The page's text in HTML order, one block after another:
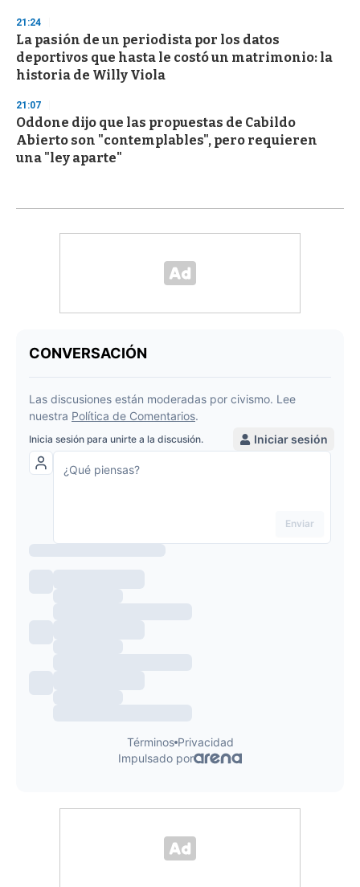
21:24
La pasión de un periodista por los datos
deportivos que hasta le costó un matrimonio: la
historia de Willy Viola
21:07
Oddone dijo que las propuestas de Cabildo
Abierto son "contemplables", pero requieren
una "ley aparte"